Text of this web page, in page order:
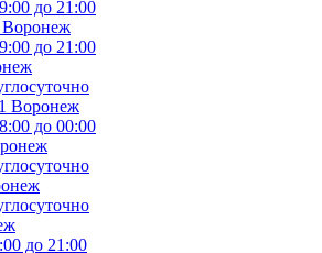
до 21:00
Воронеж
до 21:00
Воронеж
до 00:00
до 21:00